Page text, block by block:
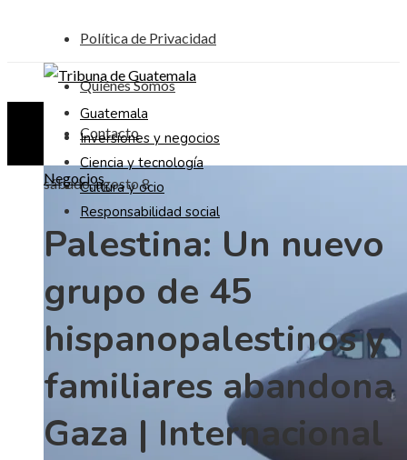
Política de Privacidad
Quiénes Somos
Contacto
sábado, agosto 8
Guatemala
Inversiones y negocios
Ciencia y tecnología
Cultura y ocio
Responsabilidad social
Negocios
Palestina: Un nuevo
grupo de 45
hispanopalestinos y
familiares abandona
Gaza | Internacional